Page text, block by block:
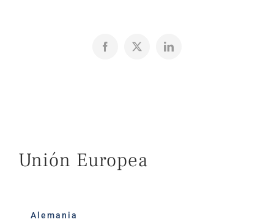
Facebook
X LinkedIn
Unión Europea
Alemania